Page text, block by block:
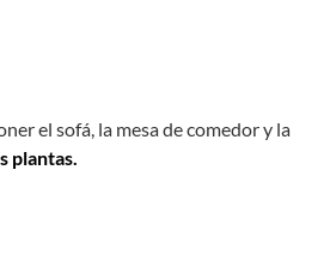
el sofá, la mesa de comedor y la
plantas.